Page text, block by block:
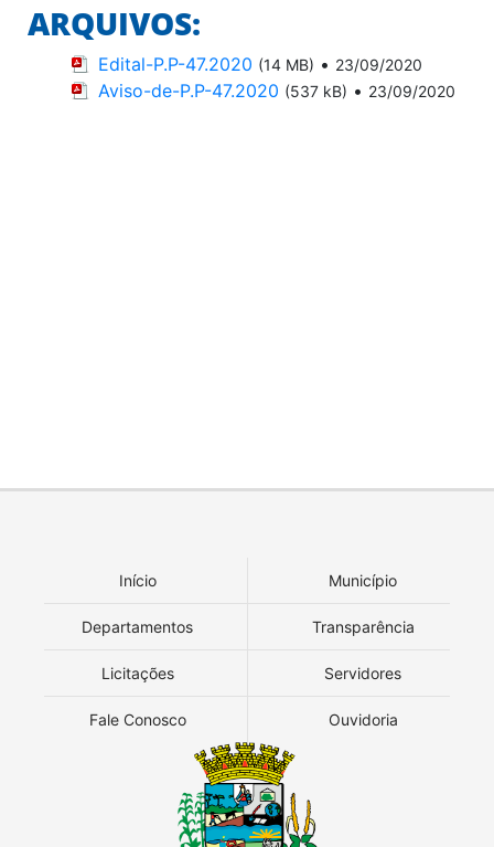
ARQUIVOS:
Edital-P.P-47.2020 (14 MB) • 23/09/2020
Aviso-de-P.P-47.2020 (537 kB) • 23/09/2020
Início Município
Departamentos Transparência
Licitações Servidores
Fale Conosco Ouvidoria